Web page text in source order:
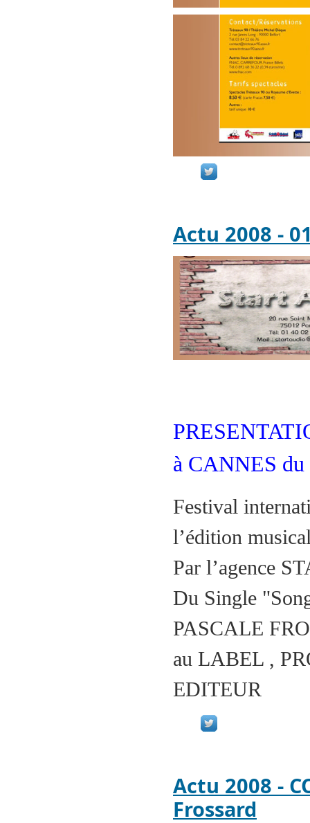
Actu 2008 -
à CANNES du
Festival
l’édition
Par l’agence
Du Single
PASCALE
au LABEL ,
EDITEUR
Actu 2008 -
Frossard